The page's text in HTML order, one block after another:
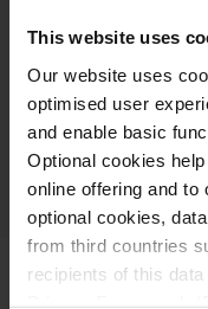
This website uses
Our website uses
optimised user
and enable basic
Optional cookies
online offering and to
optional cookies,
from third countries
recipients of this